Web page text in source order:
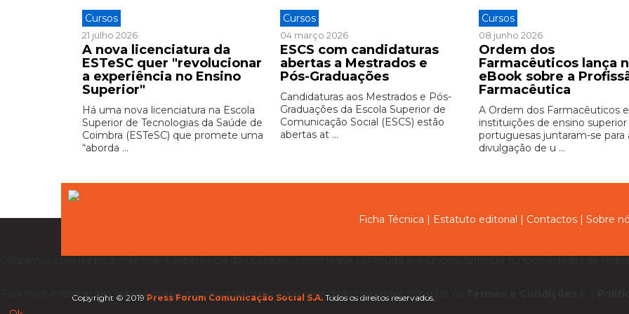
Cursos
21 julho 2026
A nova licenciatura da
ESTeSC quer "revolucionar
a experiência no Ensino
Superior"
Há uma nova licenciatura na Escola
Superior de Tecnologias da Saúde de
Coimbra (ESTeSC) que promete uma
“aborda ...
Cursos
04 março 2026
ESCS com candidaturas
abertas a Mestrados e
Pós-Graduações
Candidaturas aos Mestrados e Pós-
Graduações da Escola Superior de
Comunicação Social (ESCS) estão
abertas at ...
Cursos
08 junho 2026
Ordem dos
Farmacêuticos lança
eBook sobre a
Farmacêutica
A Ordem dos Farmacêuticos
instituições de ensino superior
portuguesas juntaram-se para
divulgação de u ...
Ficha Técnica | Estatuto editorial | Contactos | Sobre
Copyright © 2019 Press Forum Comunicação Social S.A. Todos os direitos reservados.
Utilizamos cookies para melhorar a experiência do utilizador, personalizar conteúdo e anúncios, fornecer funcionalidades de
Para mais informações sobre cookies e o processamento dos seus dados pessoais, consulte os